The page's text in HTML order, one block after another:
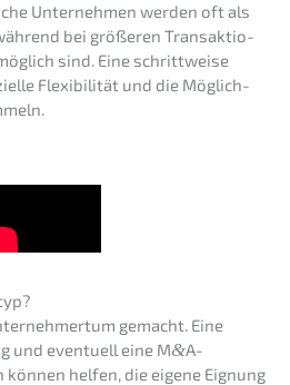
Unter­neh­men werden oft als
bei größe­ren Trans­ak­tio­
sind. Eine schritt­wei­se
Flexi­bi­li­tät und die Möglich­
gemacht. Eine
und eventu­ell eine M&A-
helfen, die eigene Eignung